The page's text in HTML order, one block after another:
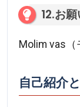
12.お
Molim vas（
自己紹介